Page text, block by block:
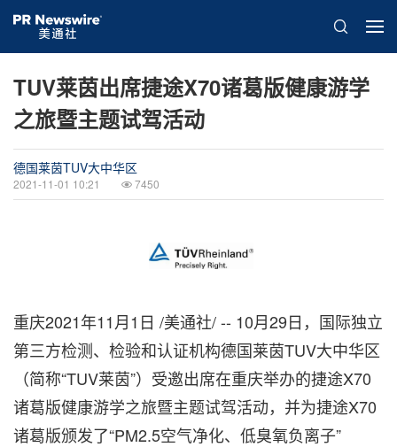
TUV莱茵出席捷途X70诸葛版健康游学
之旅暨主题试驾活动
德国莱茵TUV大中华区
2021-11-01 10:21 7450
重庆2021年11月1日 /美通社/ -- 10月29日，国际独立
第三方检测、检验和认证机构德国莱茵TUV大中华区
（简称“TUV莱茵”）受邀出席在重庆举办的捷途X70
诸葛版健康游学之旅暨主题试驾活动，并为捷途X70
诸葛版颁发了“PM2.5空气净化、低臭氧负离子”